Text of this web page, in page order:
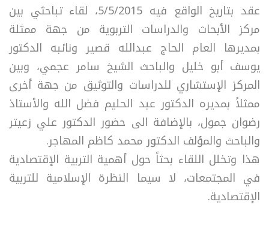
عقد بتاريخ الواقع فيه 5/5/2015، لقاء تباحثي بين
مركز الأبحاث والدراسات التربوية من جهة ممثلة
بمديرها العام الحاج عبدالله قصير ونائبه الدكتور
يوسف أبو خليل والباحث الشيخ سامر عجمي، وبين
المركز الإستشاري للدراسات والتوثيق من جهة أخرى
ممثلاً بمديره الدكتور عبد الحليم فضل الله والأستاذ
رضوان جمول، بالإضافة الى حضور الدكتور علي زعيتر
والباحث والمؤلف الدكتور محمد كاظم المهاجر.
هذا وتخلل اللقاء بحثاً حول أهمية التربية الإقتصادية
في المجتمعات، لا سيما النظرة الإسلامية للتربية
الإقتصادية.